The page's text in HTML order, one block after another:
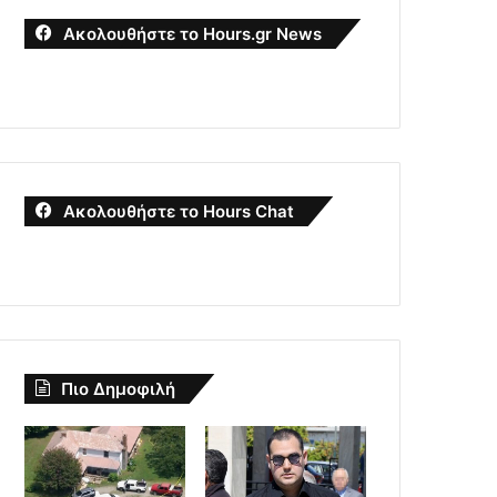
Ακολουθήστε το Hours.gr News
Ακολουθήστε το Hours Chat
Πιο Δημοφιλή